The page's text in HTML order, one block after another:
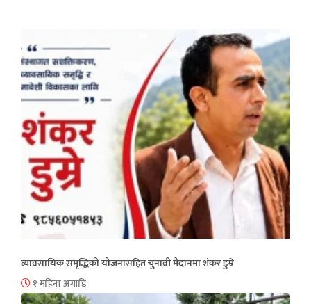
व्यावसायिक समृद्धिको योजनासहित चुनावी मैदानमा शंकर डुम्रे
१ महिना अगाडि